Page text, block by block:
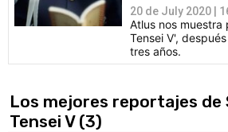
20 de July 2020 |
Atlus nos muestra
Tensei V',
tres años.
Los mejores reportajes de
Tensei V (3)